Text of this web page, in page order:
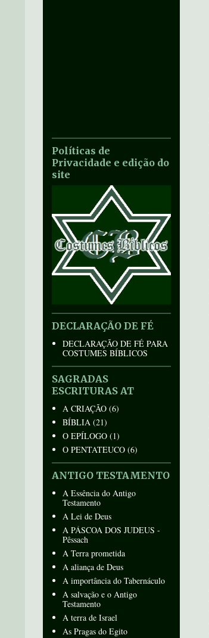
Políticas de
Privacidade e edição do
site
DECLARAÇÃO DE FÉ
DECLARAÇÃO DE FÉ PARA
COSTUMES BÍBLICOS
SAGRADAS
ESCRITURAS AT
A CRIAÇÃO (6)
BÍBLIA (21)
O EPÍLOGO (1)
O PENTATEUCO (6)
ANTIGO TESTAMENTO
A Essência do Antigo
Testamento
A Lei de Deus
A PÁSCOA DOS JUDEUS -
Pêssach
A Terra prometida
A aliança de Deus
A importância do Tabernáculo
A salvação e o Antigo
Testamento
A terra de Israel
As Pragas do Egito